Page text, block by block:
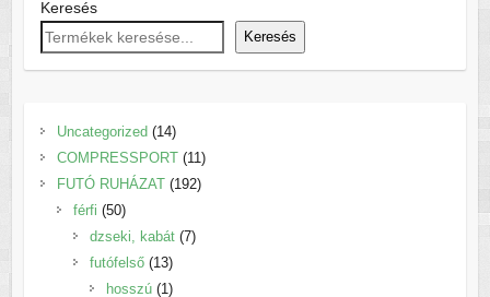
Keresés
Keresés
Uncategorized 1414
termék
COMPRESSPORT 11 11
termék
FUTÓ RUHÁZAT 192192
férfi 5050
termék
dzseki, kabát 77
futófelső 1313
termék
hosszú 1 1